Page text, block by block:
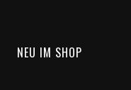
NEU IM SHOP